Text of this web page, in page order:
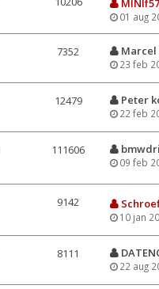
01 aug
7352 Marcel
23 feb
12479 Peter
22 feb
111606
09 feb
9142
10 jan
8111
22 aug